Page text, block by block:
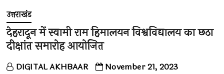
t
o
उत्तराखंड
देहरादून में स्वामी राम हिमालयन विश्वविद्यालय का छठा
दीक्षांत समारोह आयोजित
DIGITAL AKHBAAR November 21, 2023